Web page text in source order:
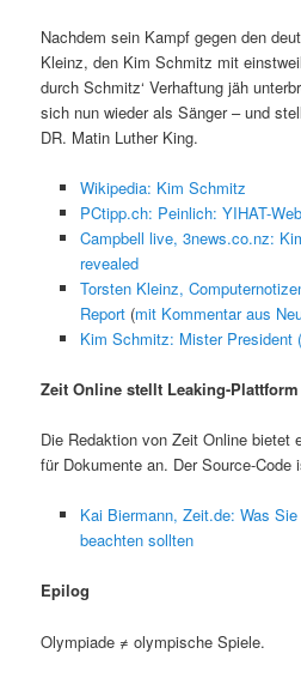
Nachdem sein Kampf gegen den
Kleinz, den Kim Schmitz mit
durch Schmitz‘ Verhaftung jäh
sich nun wieder als Sänger – und
DR. Matin Luther King.
Wikipedia: Kim Schmitz
PCtipp.ch: Peinlich: YIHAT-
Campbell live, 3news.co.nz:
revealed
Torsten Kleinz,
Report(mit Kommentar aus
Kim Schmitz: Mister President
Zeit Online stellt Leaking-
Die Redaktion von Zeit Online bietet
für Dokumente an. Der Source-Code
Kai Biermann, Zeit.de: Was
beachten sollten
Epilog
Olympiade ≠ olympische Spiele.